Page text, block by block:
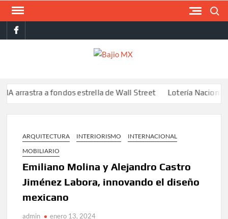
Saltar
contenidofacebook
a fondos estrella de Wall Street Lotería Nacional emite
ARQUITECTURA INTERIORISMO
INTERNACIONAL
MOBILIARIO
Emiliano Molina y Alejandro Castro
Jiménez Labora, innovando el diseño
mexicano
admin enero 13, 2024